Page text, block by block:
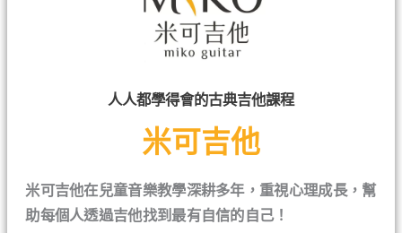
人人都學得會的古典吉他課程
米可吉他
米可吉他在兒童音樂教學深耕多年，重視心理成長，幫
助每個人透過吉他找到最有自信的自己！